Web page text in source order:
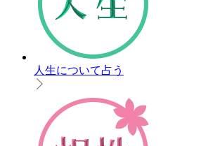
人生について占う